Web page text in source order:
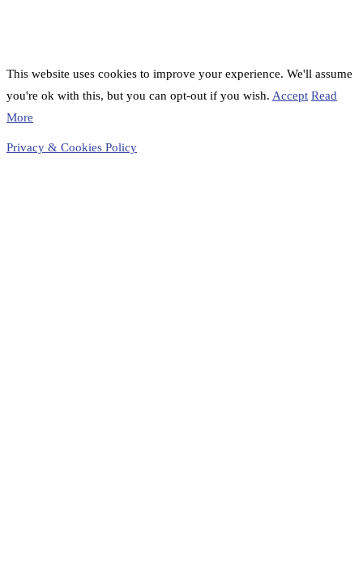
This website uses cookies to improve your experience. We'll assume
you're ok with this, but you can opt-out if you wish. Accept Read
More
Privacy & Cookies Policy